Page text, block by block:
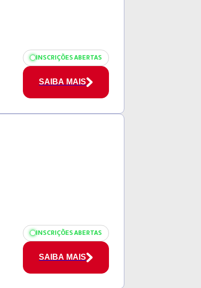
INSCRIÇÕES ABERTAS
SAIBA MAIS
INSCRIÇÕES ABERTAS
SAIBA MAIS